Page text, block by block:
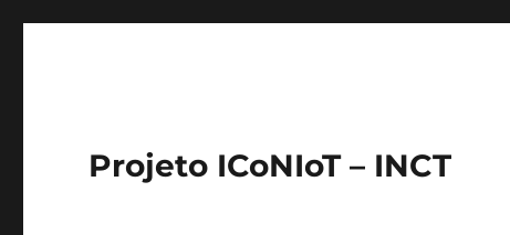
Projeto ICoNIoT – INCT